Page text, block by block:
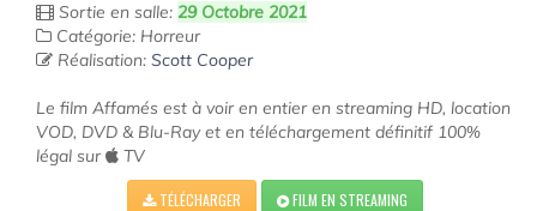
Sortie en salle: 29 Octobre 2021
Catégorie: Horreur
Réalisation: Scott Cooper
Le film Affamés est à voir en entier en streaming HD, location
VOD, DVD & Blu-Ray et en téléchargement définitif 100%
légal sur
TV
TÉLÉCHARGER FILM EN STREAMING